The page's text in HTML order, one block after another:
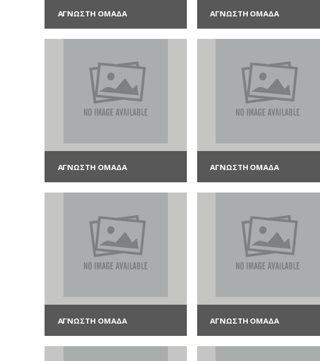
ΑΓΝΩΣΤΗ ΟΜΆΔΑ ΑΓΝΩΣΤΗ ΟΜΆΔΑ
ΑΓΝΩΣΤΗ ΟΜΆΔΑ ΑΓΝΩΣΤΗ ΟΜΆΔΑ
ΑΓΝΩΣΤΗ ΟΜΆΔΑ ΑΓΝΩΣΤΗ ΟΜΆΔΑ